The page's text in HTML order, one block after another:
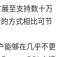
至支持数十万
方式相比可节
能够在几乎不更